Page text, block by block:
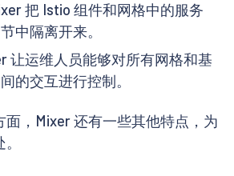
把 Istio 组件和网格中的服务
中隔离开来。
让运维人员能够对所有网格和基
的交互进行控制。
面，Mixer 还有一些其他特点，为